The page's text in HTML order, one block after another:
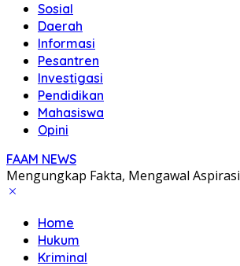
Sosial
Daerah
Informasi
Pesantren
Investigasi
Pendidikan
Mahasiswa
Opini
FAAM NEWS
Mengungkap Fakta, Mengawal Aspirasi
Home
Hukum
Kriminal